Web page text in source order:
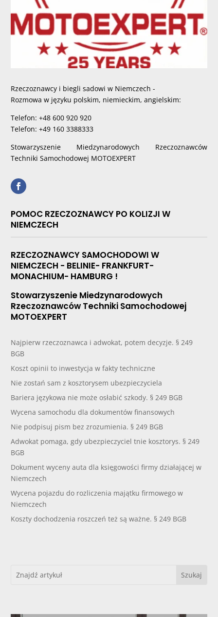
Rzeczoznawcy i biegli sadowi w Niemczech -
Rozmowa w języku polskim, niemieckim, angielskim:
Telefon: +48 600 920 920
Telefon: +49 160 3388333
Stowarzyszenie Miedzynarodowych Rzeczoznawców
Techniki Samochodowej MOTOEXPERT
POMOC RZECZOZNAWCY PO KOLIZJI W
NIEMCZECH
RZECZOZNAWCY SAMOCHODOWI W
NIEMCZECH - BELINIE- FRANKFURT-
MONACHIUM- HAMBURG !
Stowarzyszenie Miedzynarodowych
Rzeczoznawców Techniki Samochodowej
MOTOEXPERT
Najpierw rzeczoznawca i adwokat, potem decyzje. § 249
BGB
Koszt opinii to inwestycja w fakty techniczne
Nie zostań sam z kosztorysem ubezpieczyciela
Bariera językowa nie może osłabić szkody. § 249 BGB
Wycena samochodu dla dokumentów finansowych
Nie podpisuj pism bez zrozumienia. § 249 BGB
Adwokat pomaga, gdy ubezpieczyciel tnie kosztorys. § 249
BGB
Dokument wyceny auta dla księgowości firmy działającej w
Niemczech
Wycena pojazdu do rozliczenia majątku firmowego w
Niemczech
Koszty dochodzenia roszczeń też są ważne. § 249 BGB